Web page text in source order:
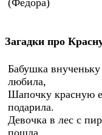
(Федора)
Загадки про
Бабушка
любила,
Шапочку красную
подарила.
Девочка в лес с
пошла,